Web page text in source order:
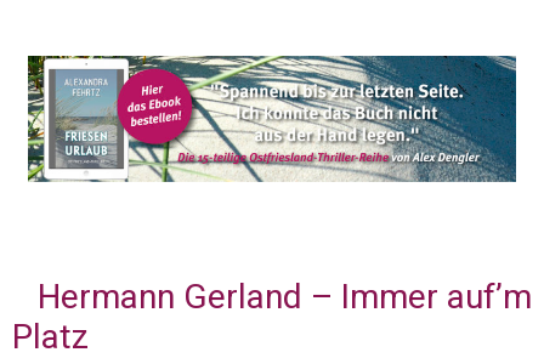
Hermann Gerland – Immer auf’m
Platz